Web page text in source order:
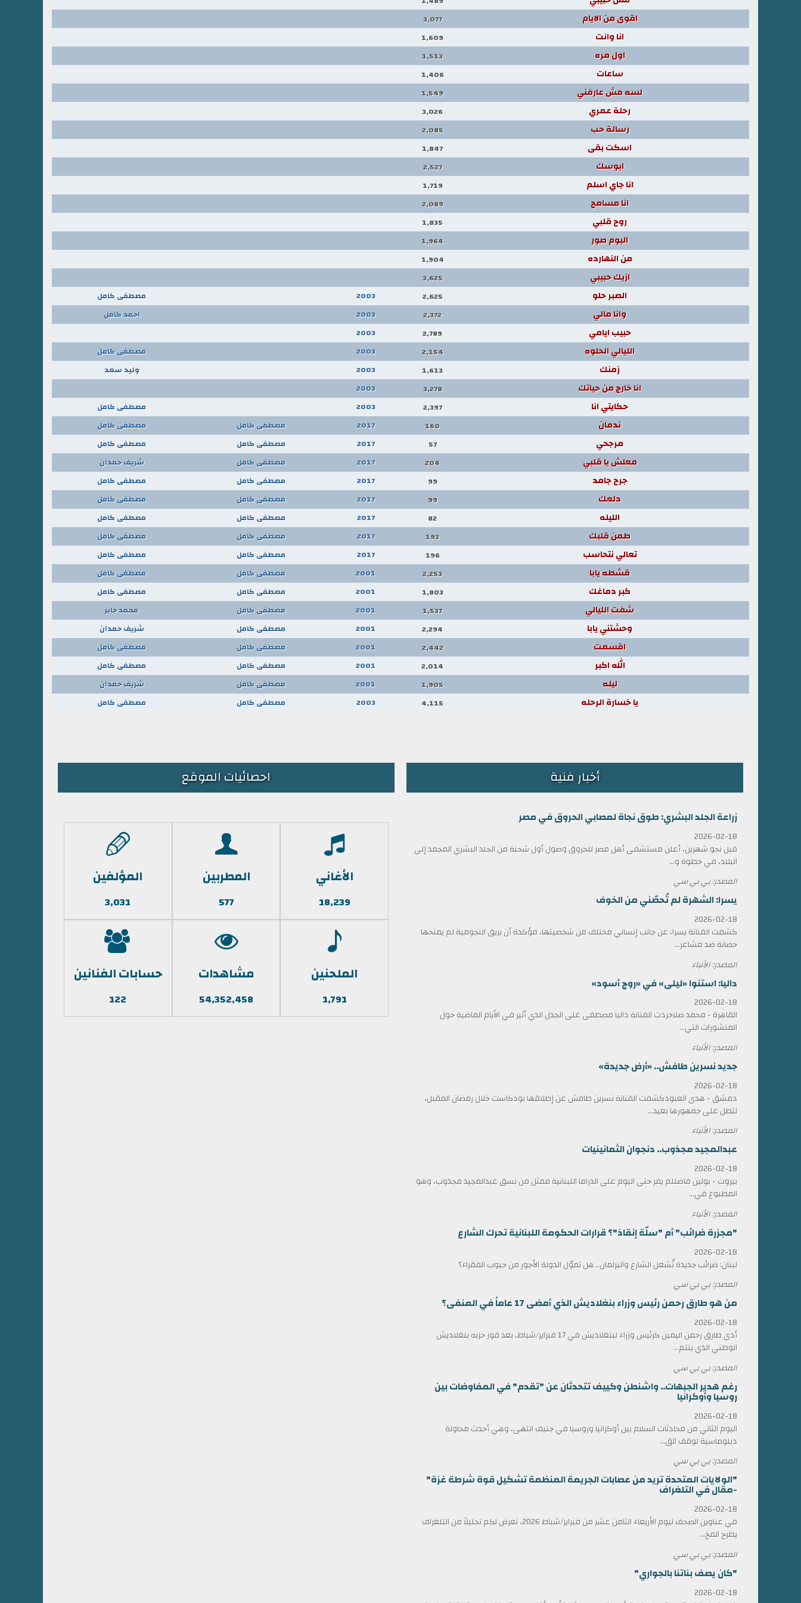
اقوى من الايام 3,077
انا وانت 1,609
اول مره 1,513
ساعات 1,406
لسه مش عارفني 1,549
رحلة عمري 3,026
رسالة حب 2,085
اسكت بقى 1,847
ابوسك 2,527
انا جاي اسلم 1,719
انا مسامح 2,089
روح قلبي 1,835
البوم صور 1,964
من النهارده 1,904
ازيك حبيبي 3,625
الصبر حلو 2,625
2003 مصطفى كامل
وانا مالي 2,372
2003 احمد كامل
حبيب ايامي 2,789
2003
الليالي الحلوه 2,154
2003 مصطفى كامل
زمنك 1,613
2003 وليد سعد
انا خارج من حياتك 3,278
2003
حكايتي انا 2,397
2003 مصطفى كامل
ندمان 160
2017 مصطفى كامل مصطفى كامل
مرجحي 57
2017 مصطفى كامل مصطفى كامل
معلش يا قلبي 204
2017 مصطفى كامل شريف حمدان
جرح جامد 99
2017 مصطفى كامل مصطفى كامل
دلعك 99
2017 مصطفى كامل مصطفى كامل
الليله 82
2017 مصطفى كامل مصطفى كامل
طمن قلبك 193
2017 مصطفى كامل مصطفى كامل
تعالي نتحاسب 196
2017 مصطفى كامل مصطفى كامل
قشطه يابا 2,253
2001 مصطفى كامل مصطفى كامل
كبر دماغك 1,803
2001 مصطفى كامل مصطفى كامل
شفت الليالي 1,537
2001 مصطفى كامل محمد جابر
وحشتني يابا 2,294
2001 مصطفى كامل شريف حمدان
اقسمت 2,442
2001 مصطفى كامل مصطفى كامل
الله اكبر 2,014
2001 مصطفى كامل مصطفى كامل
ليله 1,905
2001 مصطفى كامل شريف حمدان
يا خسارة الرحله 4,115
2003 مصطفى كامل مصطفى كامل
أخبار فنية
زراعة الجلد البشري: طوق نجاة لمصابي الحروق في مصر
2026-02-18
قبل نحو شهرين، أعلن مستشفى أهل مصر للحروق وصول أول شحنة من الجلد البشري المجمد إلى
البلاد، في خطوة و...
المصدر: بي بي سي
يسرا: الشهرة لم تُحصّني من الخوف
2026-02-18
كشفت الفنانة يسرا، عن جانب إنساني مختلف من شخصيتها، مؤكدة أن بريق النجومية لم يمنحها
حصانة ضد مشاعر...
المصدر: الأنباء
داليا: استنوا «ليلى» في «روج أسود»
2026-02-18
القاهرة - محمد صلاحردت الفنانة داليا مصطفى على الجدل الذي أثير في الأيام الماضية حول
المنشورات التي...
المصدر: الأنباء
جديد نسرين طافش.. «أرض جديدة»
2026-02-18
دمشق - هدى العبودكشفت الفنانة نسرين طافش عن إطلاقها بودكاست خلال رمضان المقبل،
لتطل على جمهورها بعيد...
المصدر: الأنباء
عبدالمجيد مجذوب.. دنجوان الثمانينيات
2026-02-18
بيروت - بولين فاضللم يمر حتى اليوم على الدراما اللبنانية ممثل من نسق عبدالمجيد مجذوب، وهو
المطبوع في...
المصدر: الأنباء
"مجزرة ضرائب" أم "سلّة إنقاذ"؟ قرارات الحكومة اللبنانية تحرك الشارع
2026-02-18
لبنان: ضرائب جديدة تُشعل الشارع والبرلمان.. هل تموّل الدولة الأجور من جيوب الفقراء؟
المصدر: بي بي سي
من هو طارق رحمن رئيس وزراء بنغلاديش الذي أمضى 17 عاماً في المنفى؟
2026-02-18
أدى طارق رحمن اليمين كرئيس وزراء لبنغلاديش في 17 فبراير/شباط، بعد فوز حزبه بنغلاديش
الوطني الذي ينتم...
المصدر: بي بي سي
رغم هدير الجبهات.. واشنطن وكييف تتحدثان عن "تقدم" في المفاوضات بين
روسيا وأوكرانيا
2026-02-18
اليوم الثاني من محادثات السلام بين أوكرانيا وروسيا في جنيف انتهى، وهي أحدث محاولة
دبلوماسية لوقف الق...
المصدر: بي بي سي
"الولايات المتحدة تريد من عصابات الجريمة المنظمة تشكيل قوة شرطة غزة"
-مقال في التلغراف
2026-02-18
في عناوين الصحف ليوم الأربعاء الثامن عشر من فبراير/شباط 2026، نعرض لكم تحليلاً من التلغراف
يطرح المخ...
المصدر: بي بي سي
"كان يصف بناتنا بالجواري"
2026-02-18
احصائيات الموقع
الأغاني
18,239
المطربين
577
المؤلفين
3,031
الملحنين
1,791
مشاهدات
54,352,458
حسابات الفنانين
122